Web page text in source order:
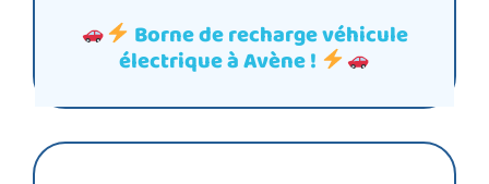
Borne de recharge véhicule
électrique à Avène !